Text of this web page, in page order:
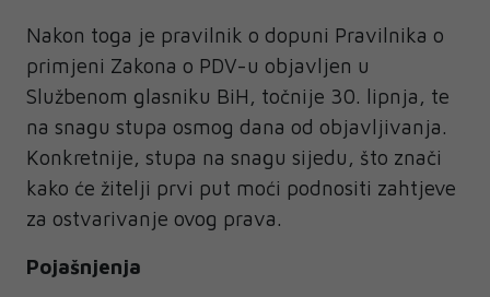
Nakon toga je pravilnik o dopuni Pravilnika o
primjeni Zakona o PDV-u objavljen u
Službenom glasniku BiH, točnije 30. lipnja, te
na snagu stupa osmog dana od objavljivanja.
Konkretnije, stupa na snagu sijedu, što znači
kako će žitelji prvi put moći podnositi zahtjeve
za ostvarivanje ovog prava.
Pojašnjenja